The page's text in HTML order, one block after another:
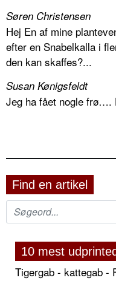
Søren Christensen
Hej En af mine
efter en Snabelkalla i
den kan skaffes?...
Susan Kønigsfeldt
Jeg ha fået nogle frø….
Find en artikel
10 mest
Tigergab - kattegab -